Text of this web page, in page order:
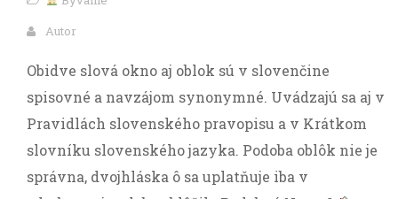
Autor
Obidve slová okno aj oblok sú v slovenčine
spisovné a navzájom synonymné. Uvádzajú sa aj v
Pravidlách slovenského pravopisu a v Krátkom
slovníku slovenského jazyka. Podoba oblôk nie je
správna, dvojhláska ô sa uplatňuje iba v